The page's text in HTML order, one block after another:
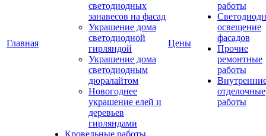
Главная
светодиодных
занавесов на фасад
Украшение дома
светодиодной
гирляндой
Украшение дома
светодиодным
дюралайтом
Новогоднее
украшение елей и
деревьев
гирляндами
Кровельные работы
Цены
работы
освещение
фасадов
Прочие
ремонтные
работы
отделочные
работы